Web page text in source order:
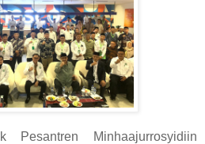
Minhaajurrosyidiin